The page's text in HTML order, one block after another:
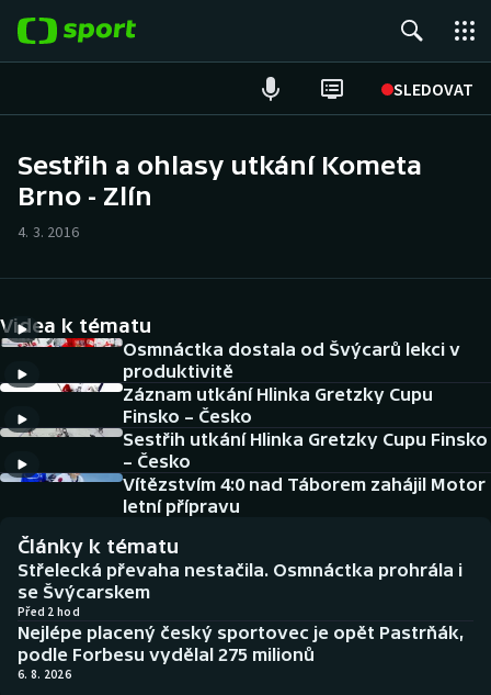
SLEDOVAT
Hokej
Cyklistika
DALŠÍ SPORTY
Americký fotbal
Baseball a softbal
Basketbal
Biatlon
Boby a skeleton
NEPŘEHLÉDNĚTE
Historické návraty
Aplikace ČT sport
AZ kvíz
Sestřih a ohlasy utkání Kometa
Brno - Zlín
4. 3. 2016
Videa k tématu
Osmnáctka dostala od Švýcarů lekci v
produktivitě
Záznam utkání Hlinka Gretzky Cupu
Finsko – Česko
Sestřih utkání Hlinka Gretzky Cupu Finsko
– Česko
Vítězstvím 4:0 nad Táborem zahájil Motor
letní přípravu
Články k tématu
Střelecká převaha nestačila. Osmnáctka prohrála i
se Švýcarskem
Před 2 hod
Nejlépe placený český sportovec je opět Pastrňák,
podle Forbesu vydělal 275 milionů
6. 8. 2026